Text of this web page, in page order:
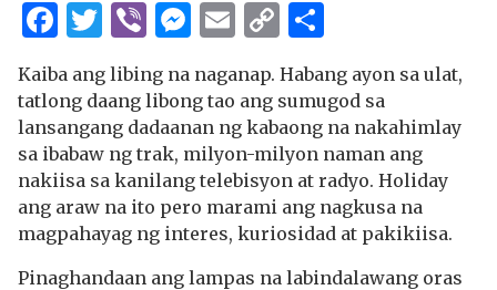
Facebook
Twitter
ViberMessenger
Email
Copy
Link
Kaiba ang libing na naganap. Habang ayon sa ulat,
tatlong daang libong tao ang sumugod sa
lansangang dadaanan ng kabaong na nakahimlay
sa ibabaw ng trak, milyon-milyon naman ang
nakiisa sa kanilang telebisyon at radyo. Holiday
ang araw na ito pero marami ang nagkusa na
magpahayag ng interes, kuriosidad at pakikiisa.
Pinaghandaan ang lampas na labindalawang oras